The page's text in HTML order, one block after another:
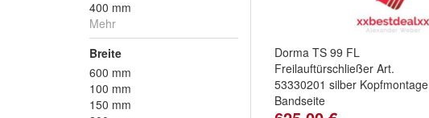
400 mm
Mehr
Breite
600 mm
100 mm
150 mm
Dorma TS 99 FL
Freilauftürschließer Art.
53330201 silber Kopfmontage
Bandseite